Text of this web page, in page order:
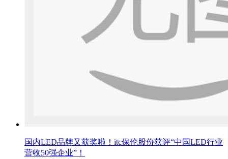
国内LED品牌又获奖啦！itc保伦股份获评“中国LED行业
营收50强企业”！